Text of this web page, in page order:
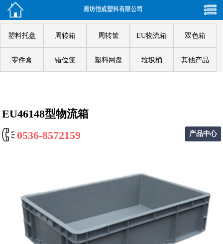
塑料托盘 周转箱 周转筐 EU物流箱 双色箱
零件盒 错位筐 塑料网盘 垃圾桶 其他产品
EU46148型物流箱
0536-8572159
产品中心